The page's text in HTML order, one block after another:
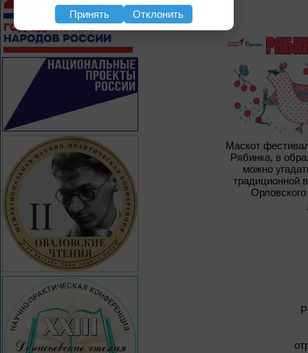
Маскот
Рябинка, в
можно
традиционной
Принять Отклонить